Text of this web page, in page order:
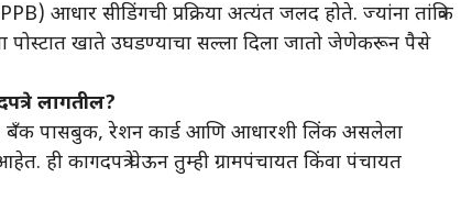
आधार सीडिंगची प्रक्रिया अत्यंत जलद होते. ज्यांना तांत्रिक
पोस्टात खाते उघडण्याचा सल्ला दिला जातो जेणेकरून पैसे
लागतील?
बँक पासबुक, रेशन कार्ड आणि आधारशी लिंक असलेला
ही कागदपत्रे घेऊन तुम्ही ग्रामपंचायत किंवा पंचायत